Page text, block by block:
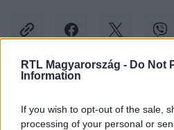
RTL Magyarország - Do Not
Information
If you wish to opt-out of the sale,
processing of your personal or
Facebookon is!